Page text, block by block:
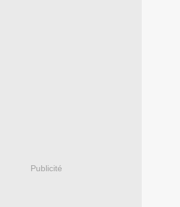
Publicité